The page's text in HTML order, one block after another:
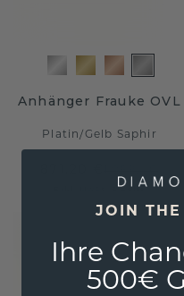
Anhänger Frauke OVL
Platin/Gelb Saphir
Exkl. MwSt. & Zölle
JOIN
Ihre
500€